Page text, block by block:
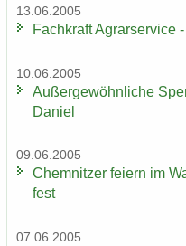
13.06.2005
Fach­kraft Agrar­ser­vice
10.06.2005
Au­ßer­ge­wöhn­li­che
Da­ni­el
09.06.2005
Chem­nit­zer fei­ern im
fest
07.06.2005